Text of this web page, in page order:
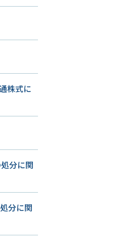
株式に
分に関
分に関